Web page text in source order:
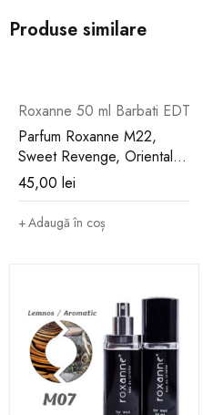
Produse similare
Roxanne 50 ml Barbati EDT
Parfum Roxanne M22,
Sweet Revenge, Oriental-
Lemnos, Barbati, 50 ml
45,00 lei
Adaugă în coș